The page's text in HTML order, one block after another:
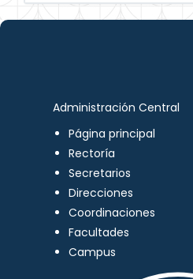
Administración Central
Página principal
Rectoría
Secretarios
Direcciones
Coordinaciones
Facultades
Campus